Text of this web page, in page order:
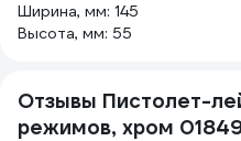
Ширина, мм: 145
Высота, мм: 55
Отзывы Пистолет-
режимов, хром